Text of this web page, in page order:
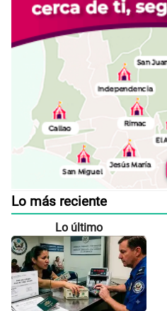
Lo más reciente
Lo último